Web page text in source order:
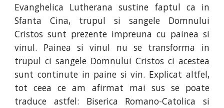
Evanghelica Lutherana sustine faptul ca in
Sfanta Cina, trupul si sangele Domnului
Cristos sunt prezente impreuna cu painea si
vinul. Painea si vinul nu se transforma in
trupul ci sangele Domnului Cristos ci acestea
sunt continute in paine si vin. Explicat altfel,
tot ceea ce am afirmat mai sus se poate
traduce astfel: Biserica Romano-Catolica si